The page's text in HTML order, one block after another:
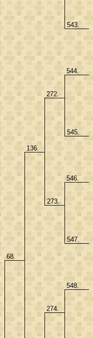
543.
68.
136.
272.
544.
545.
273.
546.
547.
274.
548.